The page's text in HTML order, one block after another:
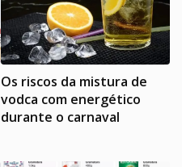
Os riscos da mistura de
vodca com energético
durante o carnaval